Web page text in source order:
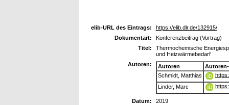
elib-URL des Eintrags:
https://elib.dlr.de/132915/
Dokumentart:
Konferenzbeitrag (Vortrag)
Titel:
Thermochemische
und Heizwärmebedarf
Autoren:
Autoren
Schmidt, Matthias
Linder, Marc
Datum: 2019